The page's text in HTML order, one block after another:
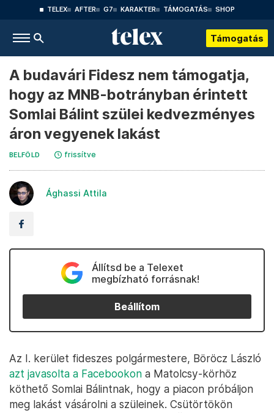
TELEX AFTER G7 KARAKTER TÁMOGATÁS SHOP
Támogatás
A budavári Fidesz nem támogatja,
hogy az MNB-botrányban érintett
Somlai Bálint szülei kedvezményes
áron vegyenek lakást
BELFÖLD frissítve
Ághassi Attila
Állítsd be a Telexet
megbízható forrásnak!
Beállítom
Az I. kerület fideszes polgármestere, Böröcz László
azt javasolta a Facebookon a Matolcsy-körhöz
köthető Somlai Bálintnak, hogy a piacon próbáljon
meg lakást vásárolni a szüleinek. Csütörtökön